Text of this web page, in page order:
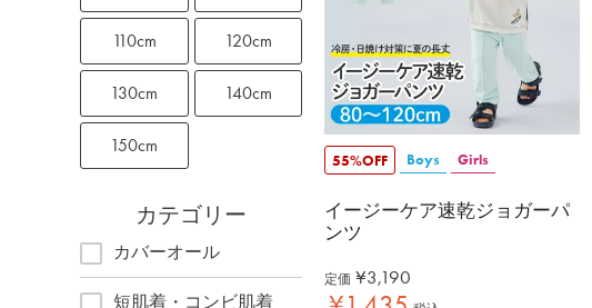
110cm 120cm
130cm 140cm
150cm
カテゴリー
カバーオール
短肌着・コンビ肌着
55%OFF Boys Girls
イージーケア速乾ジョガーパ
ンツ
定価 ¥3,190